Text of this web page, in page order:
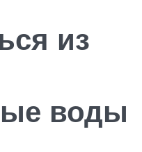
из
воды